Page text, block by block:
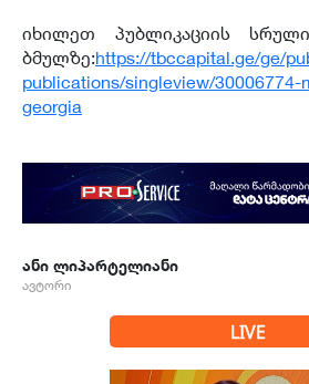
იხილეთ პუბლიკაციის
ბმულზე:https://tbccapital.ge/ge/
publications/singleview/30006774-
georgia
ანი ლიპარტელიანი
ავტორი
LIVE